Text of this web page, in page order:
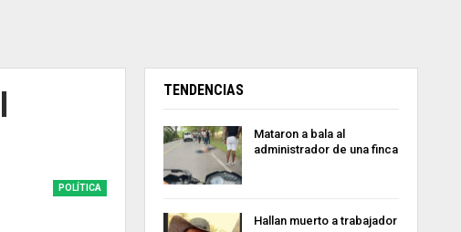
POLÍTICA
TENDENCIAS
Mataron a bala al
administrador de una finca
Hallan muerto a trabajador